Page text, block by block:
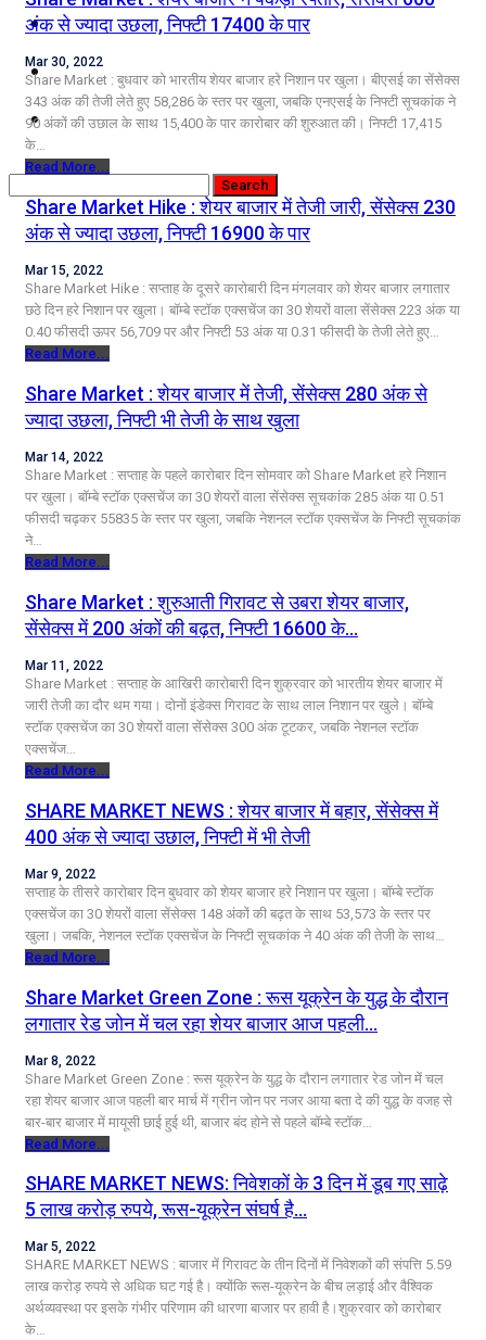
कृषि
धर्म
विज्ञान तकनीकी
अंक से ज्यादा उछला, निफ्टी 17400 के पार
Mar 30, 2022
Share Market : बुधवार को भारतीय शेयर बाजार हरे निशान पर खुला। बीएसई का सेंसेक्स
343 अंक की तेजी लेते हुए 58,286 के स्तर पर खुला, जबकि एनएसई के निफ्टी सूचकांक ने
90 अंकों की उछाल के साथ 15,400 के पार कारोबार की शुरुआत की। निफ्टी 17,415
के…
Read More...
Share Market Hike : शेयर बाजार में तेजी जारी, सेंसेक्स 230
अंक से ज्यादा उछला, निफ्टी 16900 के पार
Mar 15, 2022
Share Market Hike : सप्ताह के दूसरे कारोबारी दिन मंगलवार को शेयर बाजार लगातार
छठे दिन हरे निशान पर खुला। बॉम्बे स्टॉक एक्सचेंज का 30 शेयरों वाला सेंसेक्स 223 अंक या
0.40 फीसदी ऊपर 56,709 पर और निफ्टी 53 अंक या 0.31 फीसदी के तेजी लेते हुए…
Read More...
Share Market : शेयर बाजार में तेजी, सेंसेक्स 280 अंक से
ज्यादा उछला, निफ्टी भी तेजी के साथ खुला
Mar 14, 2022
Share Market : सप्ताह के पहले कारोबार दिन सोमवार को Share Market हरे निशान
पर खुला। बॉम्बे स्टॉक एक्सचेंज का 30 शेयरों वाला सेंसेक्स सूचकांक 285 अंक या 0.51
फीसदी चढ़कर 55835 के स्तर पर खुला, जबकि नेशनल स्टॉक एक्सचेंज के निफ्टी सूचकांक
ने…
Read More...
Share Market : शुरुआती गिरावट से उबरा शेयर बाजार,
सेंसेक्स में 200 अंकों की बढ़त, निफ्टी 16600 के…
Mar 11, 2022
Share Market : सप्ताह के आखिरी कारोबारी दिन शुक्रवार को भारतीय शेयर बाजार में
जारी तेजी का दौर थम गया। दोनों इंडेक्स गिरावट के साथ लाल निशान पर खुले। बॉम्बे
स्टॉक एक्सचेंज का 30 शेयरों वाला सेंसेक्स 300 अंक टूटकर, जबकि नेशनल स्टॉक
एक्सचेंज…
Read More...
SHARE MARKET NEWS : शेयर बाजार में बहार, सेंसेक्स में
400 अंक से ज्यादा उछाल, निफ्टी में भी तेजी
Mar 9, 2022
सप्ताह के तीसरे कारोबार दिन बुधवार को शेयर बाजार हरे निशान पर खुला। बॉम्बे स्टॉक
एक्सचेंज का 30 शेयरों वाला सेंसेक्स 148 अंकों की बढ़त के साथ 53,573 के स्तर पर
खुला। जबकि, नेशनल स्टॉक एक्सचेंज के निफ्टी सूचकांक ने 40 अंक की तेजी के साथ…
Read More...
Share Market Green Zone : रूस यूक्रेन के युद्ध के दौरान
लगातार रेड जोन में चल रहा शेयर बाजार आज पहली…
Mar 8, 2022
Share Market Green Zone : रूस यूक्रेन के युद्ध के दौरान लगातार रेड जोन में चल
रहा शेयर बाजार आज पहली बार मार्च में ग्रीन जोन पर नजर आया बता दे की युद्ध के वजह से
बार-बार बाजार में मायूसी छाई हुई थी, बाजार बंद होने से पहले बॉम्बे स्टॉक…
Read More...
SHARE MARKET NEWS: निवेशकों के 3 दिन में डूब गए साढ़े
5 लाख करोड़ रुपये, रूस-यूक्रेन संघर्ष है…
Mar 5, 2022
SHARE MARKET NEWS : बाजार में गिरावट के तीन दिनों में निवेशकों की संपत्ति 5.59
लाख करोड़ रुपये से अधिक घट गई है। क्योंकि रूस-यूक्रेन के बीच लड़ाई और वैश्विक
अर्थव्यवस्था पर इसके गंभीर परिणाम की धारणा बाजार पर हावी है।शुक्रवार को कारोबार
के…